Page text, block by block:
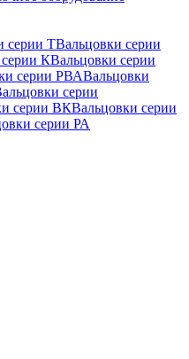
серии ТВальцовки серии
КВальцовки серии
серии РВАВальцовки
серии
серии ВКВальцовки серии
серии РА